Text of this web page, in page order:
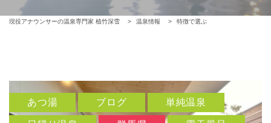
現役アナウンサーの温泉専門家 植竹深雪 > 温泉情報 > 特徴で選ぶ
あつ湯 ブログ 単純温泉